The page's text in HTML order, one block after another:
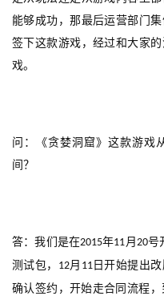
游
戏
休
2
第
十
三
能够成功，那最后运营部门
签下这款游戏，经过和大家
戏。
问：《贪婪洞窟》这款游戏
间？
答：我们是在2015年11月 20号
测试包， 12月 11日开始提出改
确认签约，开始走合同流程，